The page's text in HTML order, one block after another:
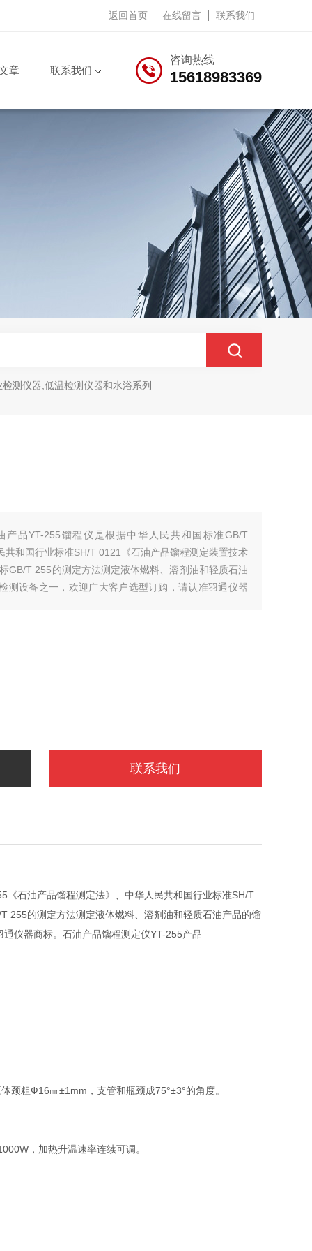
返回首页 在线留言 联系我们
咨询热线
15618983369
章 联系我们
测仪器,低温检测仪器和水浴系列
产品YT-255馏程仪是根据中华人民共和国标准GB/T
和国行业标准SH/T 0121《石油产品馏程测定装置技术
GB/T 255的测定方法测定液体燃料、溶剂油和轻质石油
测设备之一，欢迎广大客户选型订购，请认准羽通仪器
联系我们
石油产品馏程测定法》、中华人民共和国行业标准SH/T
255的测定方法测定液体燃料、溶剂油和轻质石油产品的馏
仪器商标。石油产品馏程测定仪YT-255产品
粗Ф16㎜±1mm，支管和瓶颈成75°±3°的角度。
，加热升温速率连续可调。